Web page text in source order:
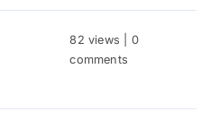
82 views
0
comments